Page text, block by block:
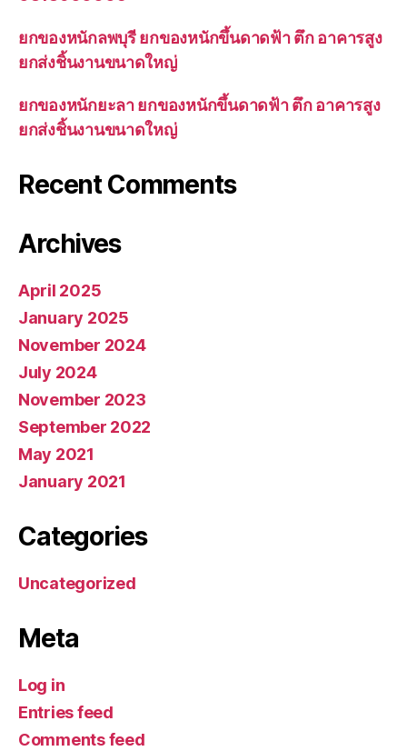
ยกของหนักลพบุรี ยกของหนักขึ้นดาดฟ้า ตึก อาคารสูง
ยกส่งชิ้นงานขนาดใหญ่
ยกของหนักยะลา ยกของหนักขึ้นดาดฟ้า ตึก อาคารสูง
ยกส่งชิ้นงานขนาดใหญ่
Recent Comments
Archives
April 2025
January 2025
November 2024
July 2024
November 2023
September 2022
May 2021
January 2021
Categories
Uncategorized
Meta
Log in
Entries feed
Comments feed